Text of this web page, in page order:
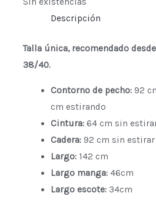
Descripción
Talla única, recomendado
38/40.
Contorno de pecho:92
cm estirando
Cintura:64 cm sin
Cadera:92 cm sin estirar
Largo:142 cm
Largo manga:46cm
Largo escote: 34cm